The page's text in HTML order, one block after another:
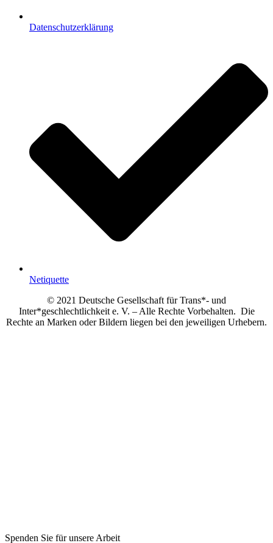
Datenschutzerklärung
Netiquette
© 2021 Deutsche Gesellschaft für Trans*- und
Inter*geschlechtlichkeit e. V. – Alle Rechte Vorbehalten. Die
Rechte an Marken oder Bildern liegen bei den jeweiligen Urhebern.
Spenden Sie für unsere Arbeit